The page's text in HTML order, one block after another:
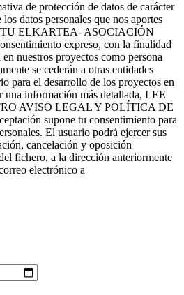
de protección de datos de carácter
datos personales que nos aportes
ELKARTEA- ASOCIACIÓN
expreso, con la finalidad
nuestros proyectos como persona
se cederán a otras entidades
para el desarrollo de los proyectos en
una información más detallada, LEE
AVISO LEGAL Y POLÍTICA DE
supone tu consentimiento para
El usuario podrá ejercer sus
cancelación y oposición
fichero, a la dirección anteriormente
electrónico a